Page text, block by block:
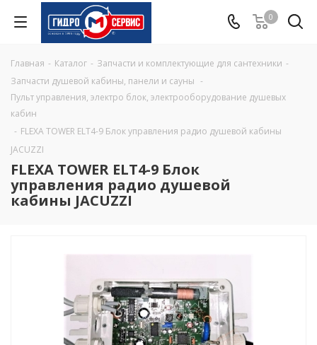
0
Главная - Каталог - Запчасти и комплектующие для сантехники -
Запчасти душевой кабины, панели и сауны -
Пульт управления, электро блок, электрооборудование душевых
кабин
- FLEXA TOWER ELT4-9 Блок управления радио душевой кабины
JACUZZI
FLEXA TOWER ELT4-9 Блок
управления радио душевой
кабины JACUZZI